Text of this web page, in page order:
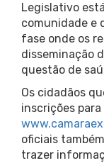
Legislativo
comunidade e
fase onde os
disseminação
questão de
Os cidadãos
inscrições
oficiais
trazer